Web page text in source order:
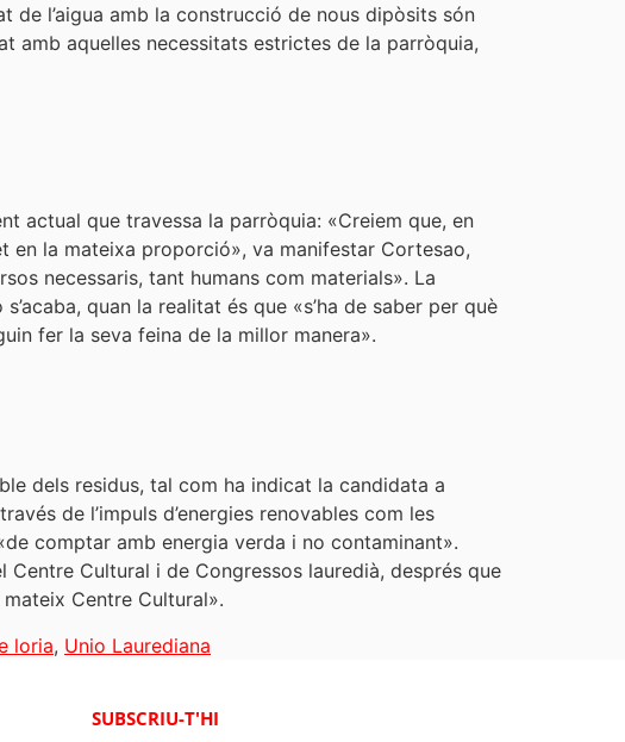
de l’aigua amb la construcció de nous dipòsits són
amb aquelles necessitats estrictes de la parròquia,
actual que travessa la parròquia: «Creiem que, en
en la mateixa proporció», va manifestar Cortesao,
necessaris, tant humans com materials». La
quan la realitat és que «s’ha de saber per què
fer la seva feina de la millor manera».
dels residus, tal com ha indicat la candidata a
de l’impuls d’energies renovables com les
comptar amb energia verda i no contaminant».
Cultural i de Congressos lauredià, després que
Centre Cultural».
loria, Unio Laurediana
SUBSCRIU-T'HI